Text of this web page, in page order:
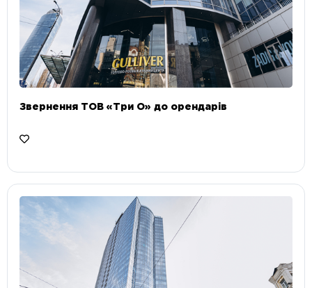
Звернення ТОВ «Три О» до орендарів